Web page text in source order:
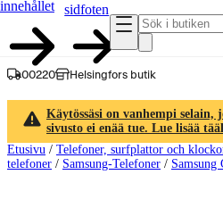
innehållet
sidfoten
00220 Helsingfors butik
Käytössäsi on vanhempi
sivusto ei enää tue. Lue lisää
Etusivu / Telefoner, surfplattor och
telefoner / Samsung-Telefoner / Samsung